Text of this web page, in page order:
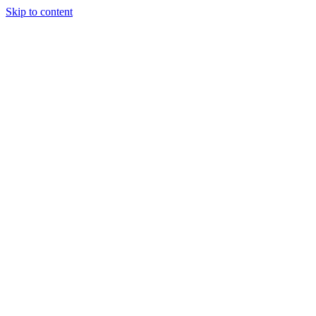
Skip to content